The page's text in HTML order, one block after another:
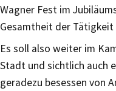
Wagner Fest im
Gesamtheit der Tätigkeit
Es soll also weiter im
Stadt und sichtlich auch
geradezu besessen von